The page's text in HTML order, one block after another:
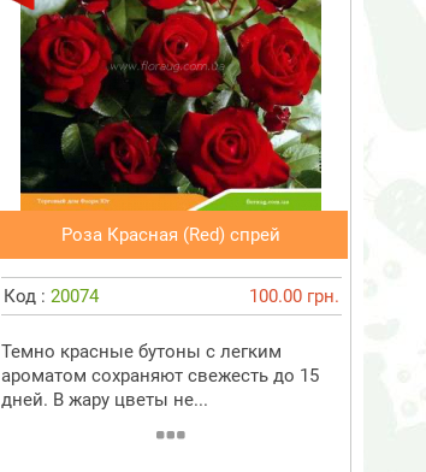
Роза Красная (Red) спрей
Код : 20074 100.00 грн.
Темно красные бутоны с легким
ароматом сохраняют свежесть до 15
дней. В жару цветы не...